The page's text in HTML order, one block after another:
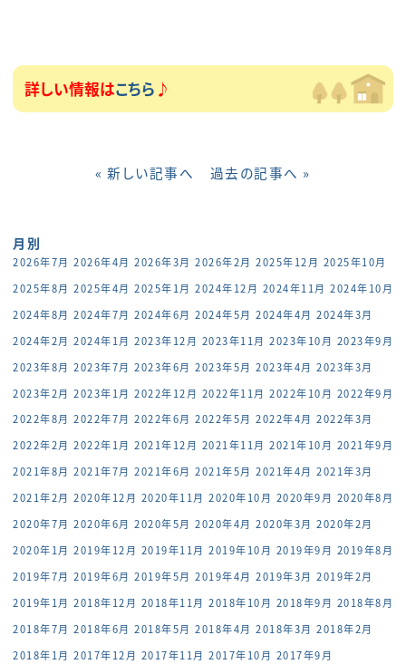
詳しい情報はこちら ♪
« 新しい記事へ 過去の記事へ »
月別
2026年7月 2026年4月 2026年3月 2026年2月 2025年12月 2025年10月
2025年8月 2025年4月 2025年1月 2024年12月 2024年11月 2024年10月
2024年8月 2024年7月 2024年6月 2024年5月 2024年4月 2024年3月
2024年2月 2024年1月 2023年12月 2023年11月 2023年10月 2023年9月
2023年8月 2023年7月 2023年6月 2023年5月 2023年4月 2023年3月
2023年2月 2023年1月 2022年12月 2022年11月 2022年10月 2022年9月
2022年8月 2022年7月 2022年6月 2022年5月 2022年4月 2022年3月
2022年2月 2022年1月 2021年12月 2021年11月 2021年10月 2021年9月
2021年8月 2021年7月 2021年6月 2021年5月 2021年4月 2021年3月
2021年2月 2020年12月 2020年11月 2020年10月 2020年9月 2020年8月
2020年7月 2020年6月 2020年5月 2020年4月 2020年3月 2020年2月
2020年1月 2019年12月 2019年11月 2019年10月 2019年9月 2019年8月
2019年7月 2019年6月 2019年5月 2019年4月 2019年3月 2019年2月
2019年1月 2018年12月 2018年11月 2018年10月 2018年9月 2018年8月
2018年7月 2018年6月 2018年5月 2018年4月 2018年3月 2018年2月
2018年1月 2017年12月 2017年11月 2017年10月 2017年9月